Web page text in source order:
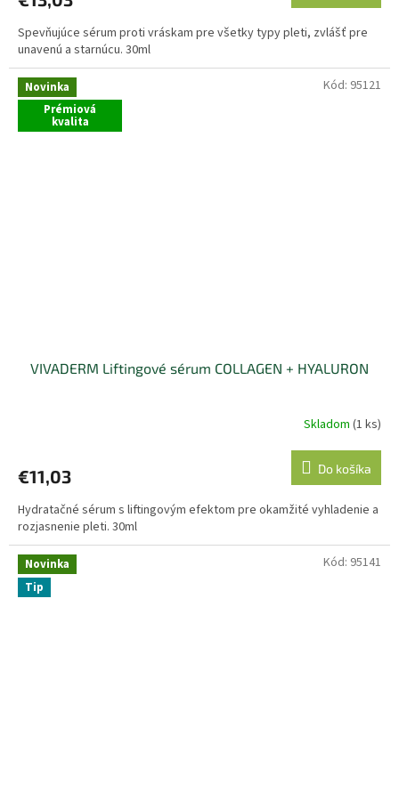
Spevňujúce sérum proti vráskam pre všetky typy pleti, zvlášť pre
unavenú a starnúcu. 30ml
Novinka
Prémiová
kvalita
VIVADERM Liftingové sérum COLLAGEN + HYALURON
Skladom (1 ks)
€11,03 Do košíka
Hydratačné sérum s liftingovým efektom pre okamžité vyhladenie a
rozjasnenie pleti. 30ml
Kód: 95121
Novinka
Tip
Kód: 95141